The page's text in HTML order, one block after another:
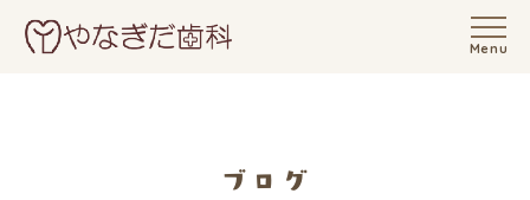
Menu
ブログ